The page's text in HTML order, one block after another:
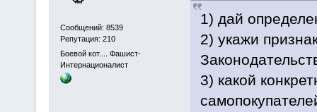
Сообщений: 8539
Репутация: 210
Боевой кот.... Фашист-
Интернационалист
1) дай
2) укажи
3) какой